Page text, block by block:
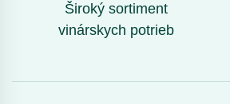
Široký sortiment
vinárskych potrieb